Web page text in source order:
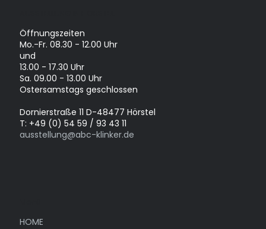
Öffnungszeiten
Mo.-Fr. 08.30 - 12.00 Uhr
und
13.00 - 17.30 Uhr
Sa. 09.00 - 13.00 Uhr
Ostersamstags geschlossen
Dornierstraße 11 D-48477 Hörstel
T: +49 (0) 54 59 / 93 43 11
ausstellung@abc-klinker.de
HOME